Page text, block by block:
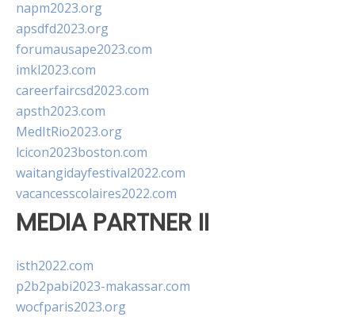
napm2023.org
apsdfd2023.org
forumausape2023.com
imkl2023.com
careerfaircsd2023.com
apsth2023.com
MedItRio2023.org
lcicon2023boston.com
waitangidayfestival2022.com
vacancesscolaires2022.com
MEDIA PARTNER II
isth2022.com
p2b2pabi2023-makassar.com
wocfparis2023.org